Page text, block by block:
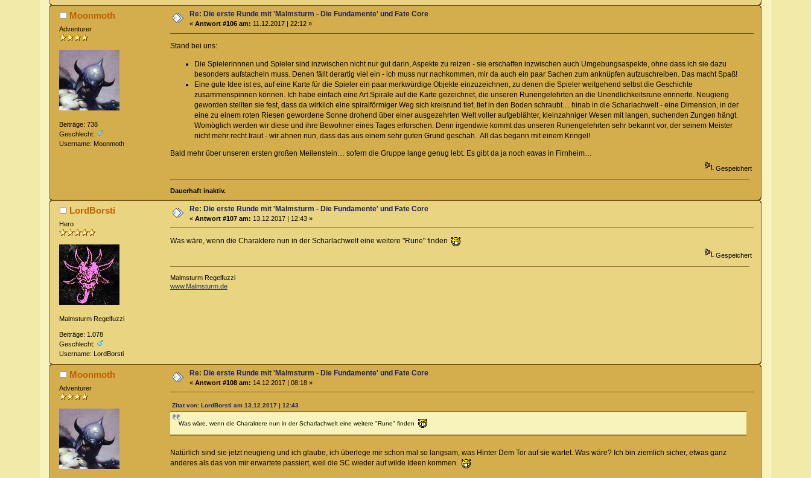
Moonmoth
Adventurer
Beiträge: 738
Geschlecht:
Username: Moonmoth
Re: Die erste Runde mit 'Malmsturm - Die Fundamente' und Fate Core
«Antwort #106 am: 11.12.2017 | 22:12 »
Stand bei uns:
Die Spielerinnnen und Spieler sind inzwischen nicht nur gut darin, Aspekte zu reizen - sie erschaffen inzwischen auch Umgebungsaspekte, ohne dass ich sie dazu
besonders aufstacheln muss. Denen fällt derartig viel ein - ich muss nur nachkommen, mir da auch ein paar Sachen zum anknüpfen aufzuschreiben. Das macht Spaß!
Eine gute Idee ist es, auf eine Karte für die Spieler ein paar merkwürdige Objekte einzuzeichnen, zu denen die Spieler weitgehend selbst die Geschichte
zusammenspinnen können. Ich habe einfach eine Art Spirale auf die Karte gezeichnet, die unseren Runengelehrten an die Unendlichkeitsrune erinnerte. Neugierig
geworden stellten sie fest, dass da wirklich eine spiralförmiger Weg sich kreisrund tief, tief in den Boden schraubt… hinab in die Scharlachwelt - eine Dimension, in der
eine zu einem roten Riesen gewordene Sonne drohend über einer ausgezehrten Welt voller aufgeblähter, kleinzahniger Wesen mit langen, suchenden Zungen hängt.
Womöglich werden wir diese und ihre Bewohner eines Tages erforschen. Denn irgendwie kommt das unseren Runengelehrten sehr bekannt vor, der seinem Meister
nicht mehr recht traut - wir ahnen nun, dass das aus einem sehr guten Grund geschah. All das begann mit einem Kringel!
Bald mehr über unseren ersten großen Meilenstein… sofern die Gruppe lange genug lebt. Es gibt da ja noch etwasin Firnheim…
Gespeichert
Dauerhaft inaktiv.
LordBorsti
Hero
Malmsturm Regelfuzzi
Beiträge: 1.078
Geschlecht:
Username: LordBorsti
Re: Die erste Runde mit 'Malmsturm - Die Fundamente' und Fate Core
«Antwort #107 am: 13.12.2017 | 12:43 »
Was wäre, wenn die Charaktere nun in der Scharlachwelt eine weitere "Rune" finden
Gespeichert
Malmsturm Regelfuzzi
www.Malmsturm.de
Moonmoth
Adventurer
Re: Die erste Runde mit 'Malmsturm - Die Fundamente' und Fate Core
«Antwort #108 am: 14.12.2017 | 08:18 »
Zitat von: LordBorsti am 13.12.2017 | 12:43
Was wäre, wenn die Charaktere nun in der Scharlachwelt eine weitere "Rune" finden
Natürlich sind sie jetzt neugierig und ich glaube, ich überlege mir schon mal so langsam, was Hinter Dem Tor auf sie wartet. Was wäre? Ich bin ziemlich sicher, etwas ganz
anderes als das von mir erwartete passiert, weil die SC wieder auf wilde Ideen kommen.